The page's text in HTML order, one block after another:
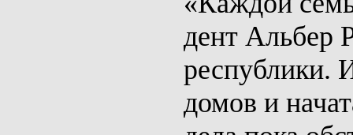
дент Альбер
рес­публики.
домов и